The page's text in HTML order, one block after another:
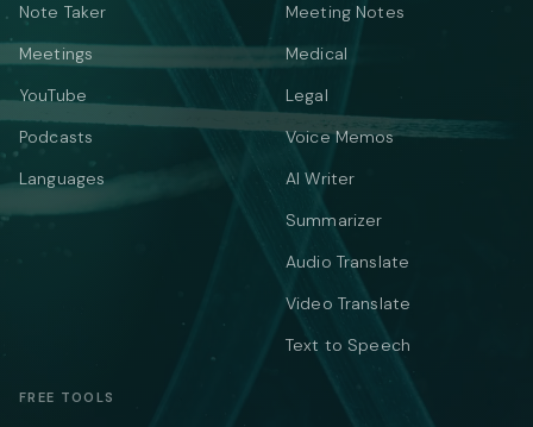
Note Taker
Meetings
YouTube
Podcasts
Languages
Meeting Notes
Medical
Legal
Voice Memos
AI Writer
Summarizer
Audio Translate
Video Translate
Text to Speech
FREE TOOLS